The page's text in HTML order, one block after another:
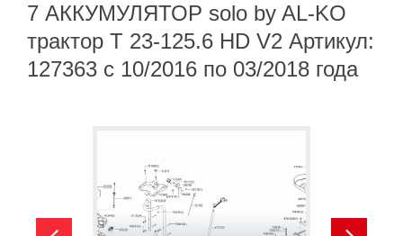
7 АККУМУЛЯТОР solo by AL-KO
трактор T 23-125.6 HD V2 Артикул:
127363 с 10/2016 по 03/2018 года